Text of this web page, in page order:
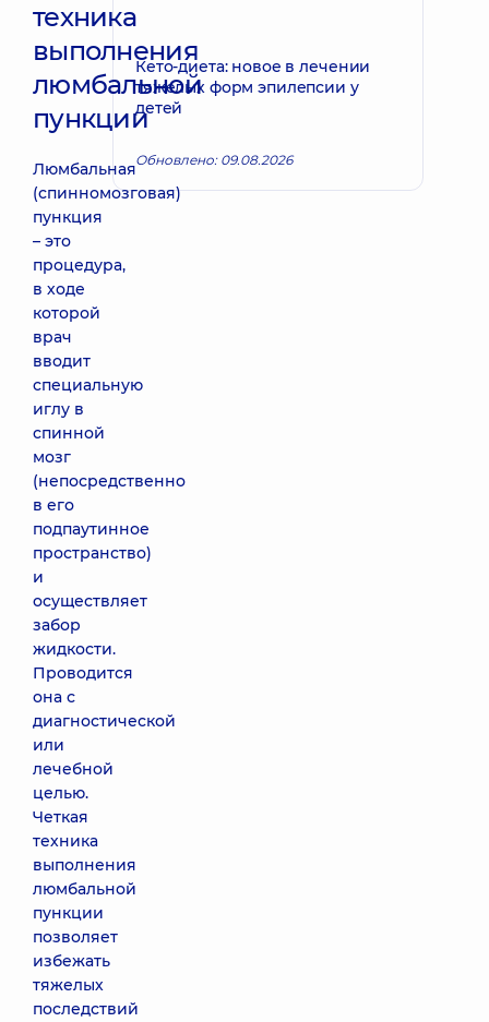
техника
выполнения
люмбальной
пункции
Люмбальная
(спинномозговая)
пункция
– это
процедура,
в ходе
которой
врач
вводит
специальную
иглу в
спинной
мозг
(непосредственно
в его
подпаутинное
пространство)
и
осуществляет
забор
жидкости.
Проводится
она с
диагностической
или
лечебной
целью.
Четкая
техника
выполнения
люмбальной
пункции
позволяет
избежать
тяжелых
последствий
Кето-диета: новое в лечении
тяжелых форм эпилепсии у
детей
Обновлено: 09.08.2026